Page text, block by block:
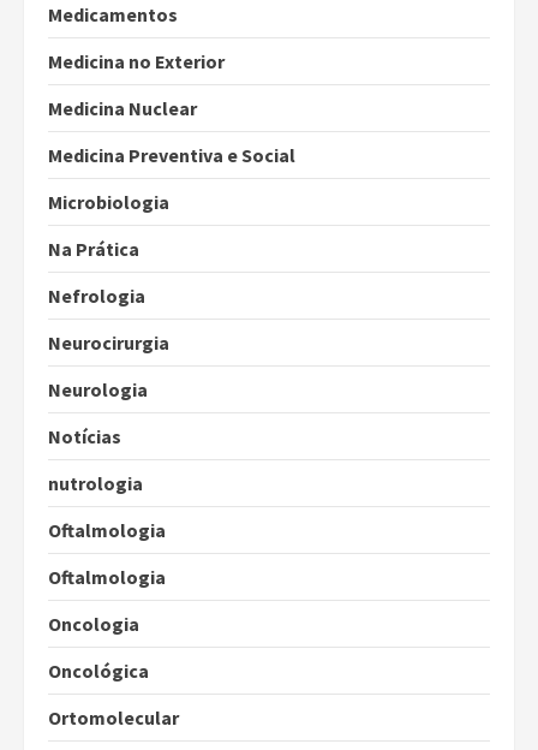
Medicamentos
Medicina no Exterior
Medicina Nuclear
Medicina Preventiva e Social
Microbiologia
Na Prática
Nefrologia
Neurocirurgia
Neurologia
Notícias
nutrologia
Oftalmologia
Oftalmologia
Oncologia
Oncológica
Ortomolecular